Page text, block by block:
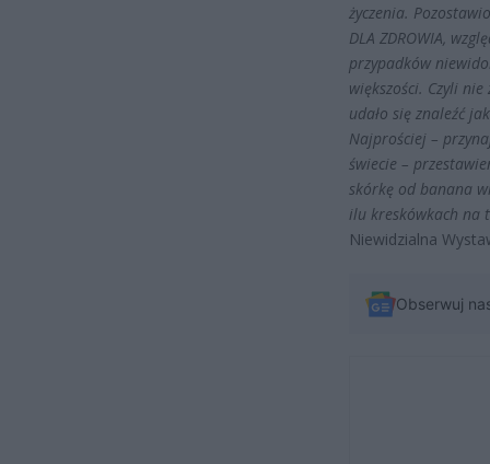
życzenia. Pozo
DLA ZDROWIA,
przypadków
większości. Czyli
udało się znaleźć
Najprościej –
świecie –
skórkę od banana
ilu kreskówkach na
Niewidzialna
Obserwuj